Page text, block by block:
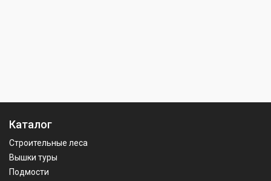
Каталог
Строительные леса
Вышки туры
Подмости